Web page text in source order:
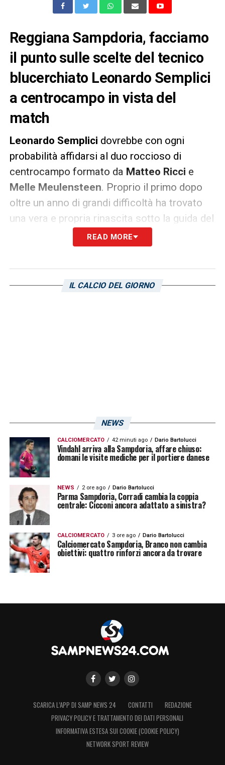
Reggiana Sampdoria, facciamo
il punto sulle scelte del tecnico
blucerchiato Leonardo Semplici
a centrocampo in vista del
match
Leonardo Semplici dovrebbe con ogni
probabilità affidarsi al duo roccioso di
centrocampo formato da Matteo Ricci e
Melle Meulensteen. Proprio il primo dopo
oltre un anno di grandi difficoltà ha trovato
una vera e propria rinascita sotto la guida del
nuovo tecnico blucerchiato, pronto a dargli
fiducia anche contro la Reggiana da titolare
READ MORE
IL CALCIO DEL GIORNO
NEWS
CALCIOMERCATO 42 minuti ago Dario Bartolucci
Vindahl arriva alla Sampdoria, affare chiuso:
domani le visite mediche per il portiere danese
NEWS 2 ore ago Dario Bartolucci
Parma Sampdoria, Corradi cambia la coppia
centrale: Cicconi ancora adattato a sinistra?
CALCIOMERCATO 3 ore ago Dario Bartolucci
Calciomercato Sampdoria, Branco non cambia
obiettivi: quattro rinforzi ancora da trovare
SCARICA L’APP DI SAMP NEWS 24 CONTATTI
REDAZIONE
PRIVACY POLICY E TRATTAMENTO DEI DATI PERSONALI
INFORMATIVA ESTESA SUI COOKIE (COOKIE POLICY)
NETWORK SPORT REVIEW